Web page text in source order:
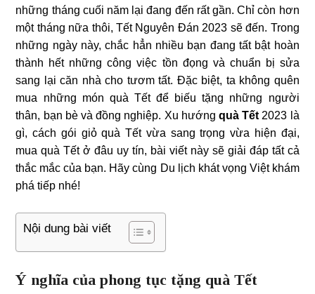
những tháng cuối năm lại đang đến rất gần. Chỉ còn hơn
một tháng nữa thôi, Tết Nguyên Đán 2023 sẽ đến. Trong
những ngày này, chắc hẳn nhiều bạn đang tất bật hoàn
thành hết những công việc tồn đọng và chuẩn bị sửa
sang lại căn nhà cho tươm tất. Đặc biệt, ta không quên
mua những món quà Tết để biếu tặng những người
thân, bạn bè và đồng nghiệp. Xu hướng quà Tết 2023 là
gì, cách gói giỏ quà Tết vừa sang trọng vừa hiện đại,
mua quà Tết ở đâu uy tín, bài viết này sẽ giải đáp tất cả
thắc mắc của bạn. Hãy cùng Du lịch khát vọng Việt khám
phá tiếp nhé!
Nội dung bài viết
Ý nghĩa của phong tục tặng quà Tết